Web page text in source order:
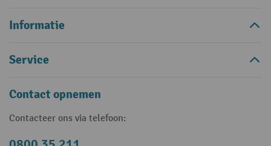
Informatie
Service
Contact opnemen
Contacteer ons via telefoon: